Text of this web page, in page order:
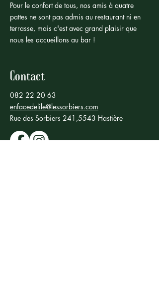
Pour le confort de tous, nos amis à quatre
pattes ne sont pas admis au restaurant ni en
terrasse, mais c'est avec grand plaisir que
nous les accueillons au bar !
Contact
082 22 20 63
enfacedelile@lessorbiers.com
Rue des Sorbiers 241,5543 Hastière